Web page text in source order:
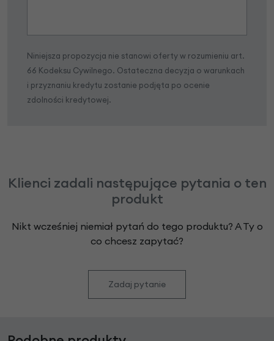
Niniejsza propozycja nie stanowi oferty w rozumieniu art.
66 Kodeksu Cywilnego. Ostateczna decyzja o warunkach
i przyznaniu kredytu zostanie podjęta po ocenie
zdolności kredytowej.
Klienci zadali następujące pytania o ten
produkt
Nikt wcześniej niemiał pytań do tego produktu? A Ty o
co chcesz zapytać?
Zadaj pytanie